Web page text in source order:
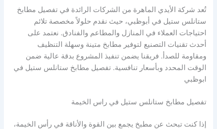
تُعد شركة الأيدي الماهرة من الشركات الرائدة في تفصيل مطابخ
ستانلس ستيل في أبوظبي، حيث نقدم حلولاً مخصصة تلائم
احتياجات العملاء في المنازل والمطاعم والفنادق. نعتمد على
أحدث تقنيات التصنيع لتوفير مطابخ متينة وسهلة التنظيف
ومقاومة للصدأ. فريقنا يضمن تنفيذ المشروع بدقة عالية ضمن
الوقت المحدد وبأسعار تنافسية. تفصيل مطابخ ستانلس ستيل في
ابوظبي
تفصيل مطابخ ستانلس ستيل في راس الخيمة
إذا كنت تبحث عن مطبخ يجمع بين القوة والأناقة في رأس الخيمة،